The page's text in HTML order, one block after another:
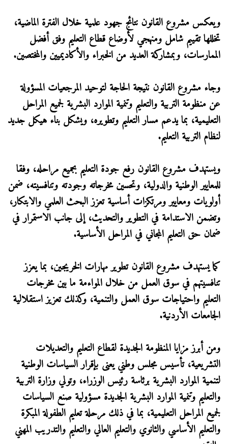
ويعكس مشروع القانون نتائج جهود علمية خلال الفترة الماضية،
تخللها تقييم شامل ومنهجي لأوضاع قطاع التعليم وفق أفضل
الممارسات، وبمشاركة العديد من الخبراء والأكاديميين والمختصين.
وجاء مشروع القانون نتيجة الحاجة لتوحيد المرجعيات المسؤولة
عن منظومة التربية والتعليم وتنمية الموارد البشرية لجميع المراحل
التعليمية، بما يدعم مسار التعليم وتطويره، ويشكل بناء هيكل جديد
لنظام التربية التعليم.
ويستهدف مشروع القانون رفع جودة التعليم بجميع مراحله، وفقا
للمعايير الوطنية والدولية، وتحسين مخرجاته وجودته وتنافسيته، ضمن
أولويات ومعايير ومرتكزات أساسية تعزز البحث العلمي والابتكار،
وتضمن الاستدامة في التطوير والتحديث، إلى جانب الاستمرار في
ضمان حق التعليم المجاني في المراحل الأساسية.
كما يستهدف مشروع القانون تطوير مهارات الخريجين، بما يعزز
تنافسيتهم في سوق العمل من خلال المواءمة ما بين مخرجات
التعليم واحتياجات سوق العمل والتنمية، وكذلك تعزيز استقلالية
الجامعات الأردنية.
ومن أبرز مزايا المنظومة الجديدة لقطاع التعليم والتعديلات
التشريعية، تأسيس مجلس وطني يعنى بإقرار السياسات الوطنية
لتنمية الموارد البشرية برئاسة رئيس الوزراء، وتولي وزارة التربية
والتعليم وتنمية الموارد البشرية الجديدة مسؤولية صنع السياسات
لجميع المراحل التعليمية، بما في ذلك مرحلة تعليم الطفولة المبكرة
والتعليم الأساسي والثانوي والتعليم العالي والتعليم والتدريب المهني